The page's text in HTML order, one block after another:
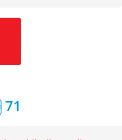
71